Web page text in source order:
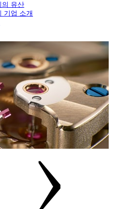
의 유산
기업 소개